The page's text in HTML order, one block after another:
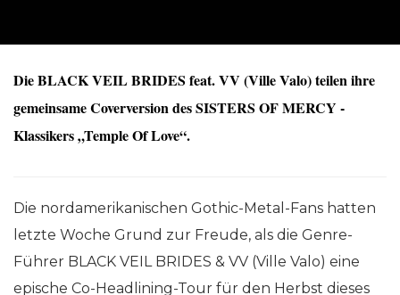
Die BLACK VEIL BRIDES feat. VV (Ville Valo) teilen ihre
gemeinsame Coverversion des SISTERS OF MERCY -
Klassikers „Temple Of Love“.
Die nordamerikanischen Gothic-Metal-Fans hatten
letzte Woche Grund zur Freude, als die Genre-
Führer BLACK VEIL BRIDES & VV (Ville Valo) eine
epische Co-Headlining-Tour für den Herbst dieses